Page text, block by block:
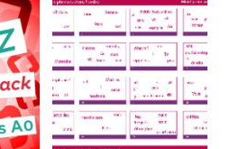
note
moyenne